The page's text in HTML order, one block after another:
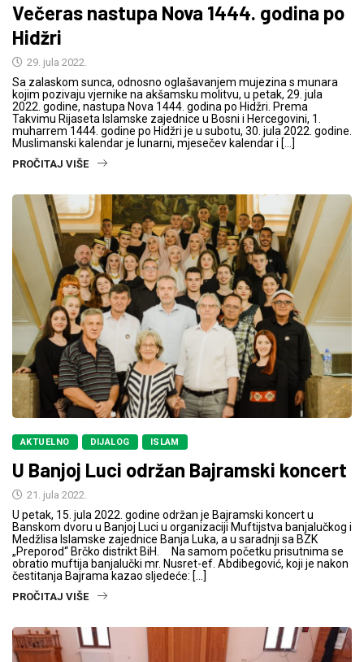
Večeras nastupa Nova 1444. godina po
Hidžri
29. jula 2022.
Sa zalaskom sunca, odnosno oglašavanjem mujezina s munara
kojim pozivaju vjernike na akšamsku molitvu, u petak, 29. jula
2022. godine, nastupa Nova 1444. godina po Hidžri. Prema
Takvimu Rijaseta Islamske zajednice u Bosni i Hercegovini, 1.
muharrem 1444. godine po Hidžri je u subotu, 30. jula 2022. godine.
Muslimanski kalendar je lunarni, mjesečev kalendar i […]
PROČITAJ VIŠE
AKTUELNO DIJALOG ISLAM
U Banjoj Luci održan Bajramski koncert
21. jula 2022.
U petak, 15. jula 2022. godine održan je Bajramski koncert u
Banskom dvoru u Banjoj Luci u organizaciji Muftijstva banjalučkog i
Medžlisa Islamske zajednice Banja Luka, a u saradnji sa BZK
„Preporod“ Brčko distrikt BiH. Na samom početku prisutnima se
obratio muftija banjalučki mr. Nusret-ef. Abdibegović, koji je nakon
čestitanja Bajrama kazao sljedeće: […]
PROČITAJ VIŠE